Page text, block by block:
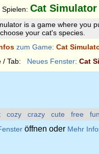
Cat Simulator
is a game where you
your cat's species.
zum Game: Cat
/ Tab: Neues Fenster: Cat
cozy crazy cute free fun
öffnen oder Mehr